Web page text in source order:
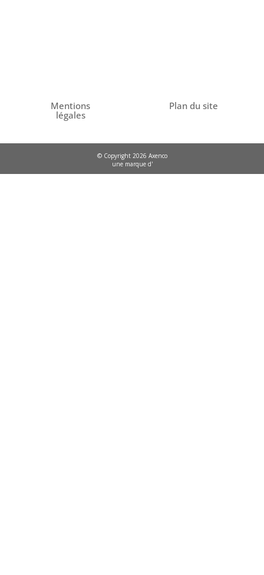
Mentions
légales
Plan du site
© Copyright 2026 Axenco
une marque d'